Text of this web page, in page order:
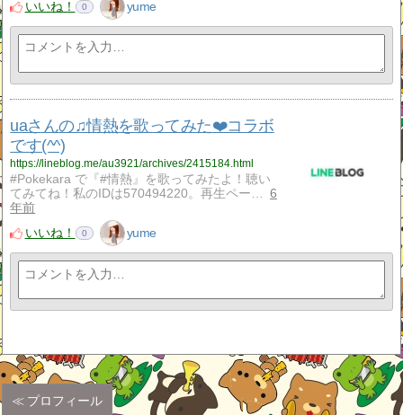
いいね！
0 yume
uaさんの♫情熱を歌ってみた❤️コラボ
です(^^)
https://lineblog.me/au3921/archives/2415184.html
#Pokekara で『#情熱』を歌ってみたよ！聴い
てみてね！私のIDは570494220。再生ペー…
6
年前
いいね！
0 yume
プロフィール